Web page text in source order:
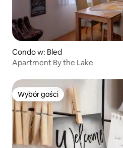
Condo w: Bled
Apartment By the Lake
Wybór gości
Wybór gości